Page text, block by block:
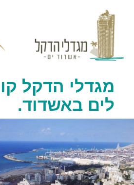
מגדלי הדקל
לים באשדוד.